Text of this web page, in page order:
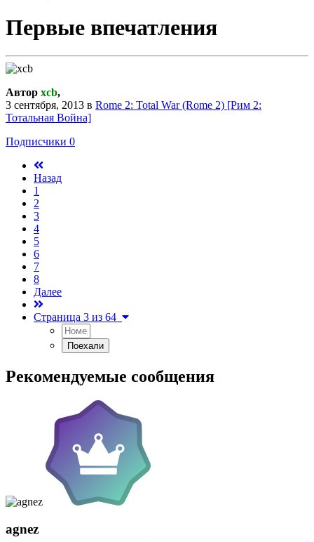
Первые впечатления
Автор xcb,
3 сентября, 2013 в Rome 2: Total War (Rome 2) [Рим 2:
Тотальная Война]
Подписчики 0
Назад
1
2
3
4
5
6
7
8
Далее
Страница 3 из 64
Рекомендуемые сообщения
agnez